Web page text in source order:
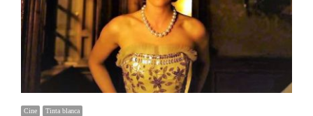
Cine Tinta blanca